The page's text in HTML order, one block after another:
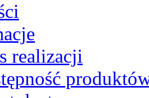
realizacji